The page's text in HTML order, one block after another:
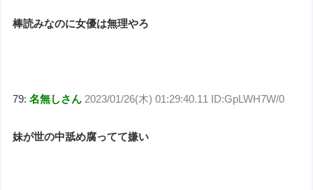
棒読みなのに女優は無理やろ
79:名無しさん 2023/01/26(木) 01:29:40.11 ID:GpLWH7W/0
妹が世の中舐め腐ってて嫌い